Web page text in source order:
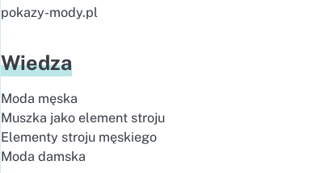
pokazy-mody.pl
Wiedza
Moda męska
Muszka jako element stroju
Elementy stroju męskiego
Moda damska